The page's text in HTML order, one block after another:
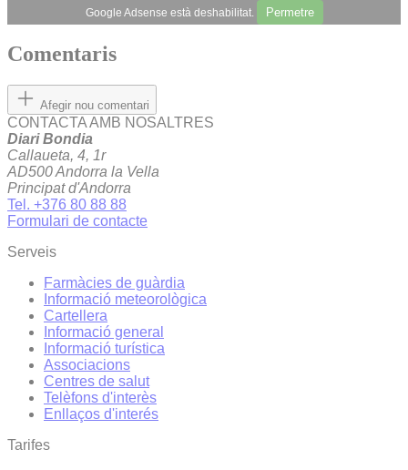
Google Adsense està deshabilitat. Permetre
Comentaris
Afegir nou comentari
CONTACTA AMB NOSALTRES
Diari Bondia
Callaueta, 4, 1r
AD500 Andorra la Vella
Principat d'Andorra
Tel. +376 80 88 88
Formulari de contacte
Serveis
Farmàcies de guàrdia
Informació meteorològica
Cartellera
Informació general
Informació turística
Associacions
Centres de salut
Telèfons d'interès
Enllaços d'interés
Tarifes